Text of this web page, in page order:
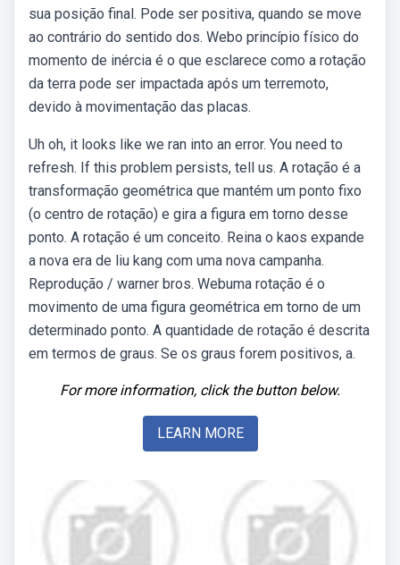
sua posição final. Pode ser positiva, quando se move
ao contrário do sentido dos. Webo princípio físico do
momento de inércia é o que esclarece como a rotação
da terra pode ser impactada após um terremoto,
devido à movimentação das placas.
Uh oh, it looks like we ran into an error. You need to
refresh. If this problem persists, tell us. A rotação é a
transformação geométrica que mantém um ponto fixo
(o centro de rotação) e gira a figura em torno desse
ponto. A rotação é um conceito. Reina o kaos expande
a nova era de liu kang com uma nova campanha.
Reprodução / warner bros. Webuma rotação é o
movimento de uma figura geométrica em torno de um
determinado ponto. A quantidade de rotação é descrita
em termos de graus. Se os graus forem positivos, a.
For more information, click the button below.
LEARN MORE